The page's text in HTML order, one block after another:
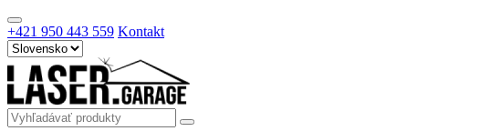
+421 950 443 559 Kontakt